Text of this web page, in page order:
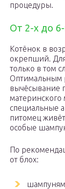
процедуры.
От 2-х до
Котёнок в
окрепший.
только в том
Оптимальным
вычёсывание
материнского
специальные
питомец
особые
По
от блох: